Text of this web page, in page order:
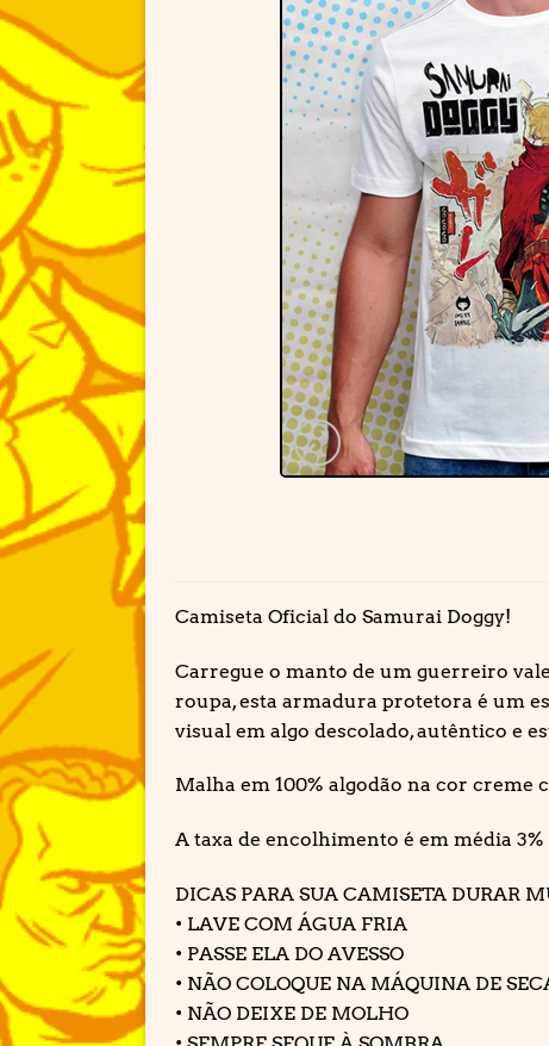
Camiseta Oficial do Samurai Doggy!
Carregue o manto de um guerreiro
roupa, esta armadura protetora é um
visual em algo descolado, autêntico e
Malha em 100% algodão na cor creme
A taxa de encolhimento é em média
DICAS PARA SUA CAMISETA DURAR
• LAVE COM ÁGUA FRIA
• PASSE ELA DO AVESSO
• NÃO COLOQUE NA MÁQUINA DE
• NÃO DEIXE DE MOLHO